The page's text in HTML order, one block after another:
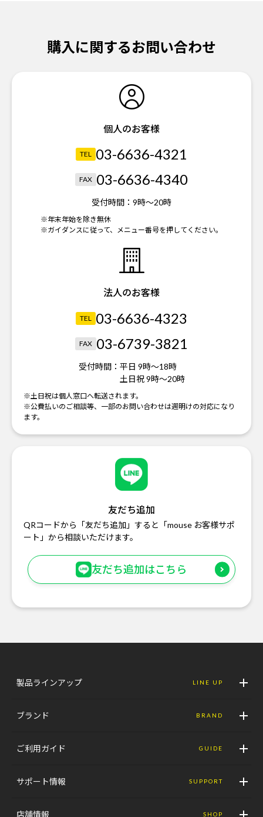
購入に関するお問い合わせ
個人のお客様
TEL 03-6636-4321
FAX 03-6636-4340
受付時間： 9時～20時
※年末年始を除き無休
※ガイダンスに従って、メニュー番号を押してください。
法人のお客様
TEL 03-6636-4323
FAX 03-6739-3821
受付時間： 平日 9時～18時
土日祝 9時～20時
※土日祝は個人窓口へ転送されます。
※公費払いのご相談等、一部のお問い合わせは週明けの対応になり
ます。
友だち追加
QRコードから「友だち追加」すると「mouse お客様サポ
ート」から相談いただけます。
友だち追加はこちら
製品ラインアップ LINE UP
ブランド BRAND
ご利用ガイド GUIDE
サポート情報 SUPPORT
店舗情報 SHOP